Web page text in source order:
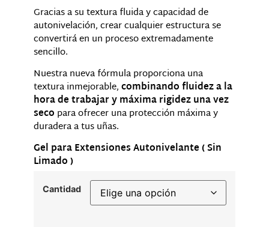
Gracias a su textura fluida y capacidad de
autonivelación, crear cualquier estructura se
convertirá en un proceso extremadamente
sencillo.
Nuestra nueva fórmula proporciona una
textura inmejorable,combinando fluidez a la
hora de trabajar y máxima rigidez una vez
seco para ofrecer una protección máxima y
duradera a tus uñas.
Gel para Extensiones Autonivelante ( Sin
Limado )
Cantidad